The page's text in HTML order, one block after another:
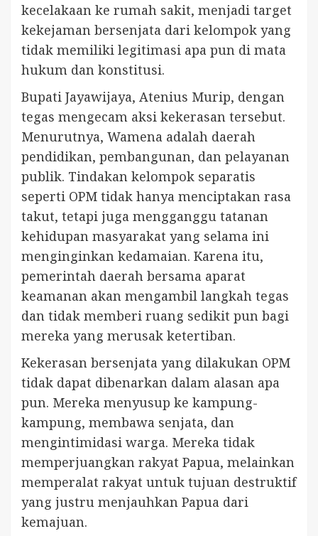
kecelakaan ke rumah sakit, menjadi target
kekejaman bersenjata dari kelompok yang
tidak memiliki legitimasi apa pun di mata
hukum dan konstitusi.
Bupati Jayawijaya, Atenius Murip, dengan
tegas mengecam aksi kekerasan tersebut.
Menurutnya, Wamena adalah daerah
pendidikan, pembangunan, dan pelayanan
publik. Tindakan kelompok separatis
seperti OPM tidak hanya menciptakan rasa
takut, tetapi juga mengganggu tatanan
kehidupan masyarakat yang selama ini
menginginkan kedamaian. Karena itu,
pemerintah daerah bersama aparat
keamanan akan mengambil langkah tegas
dan tidak memberi ruang sedikit pun bagi
mereka yang merusak ketertiban.
Kekerasan bersenjata yang dilakukan OPM
tidak dapat dibenarkan dalam alasan apa
pun. Mereka menyusup ke kampung-
kampung, membawa senjata, dan
mengintimidasi warga. Mereka tidak
memperjuangkan rakyat Papua, melainkan
memperalat rakyat untuk tujuan destruktif
yang justru menjauhkan Papua dari
kemajuan.